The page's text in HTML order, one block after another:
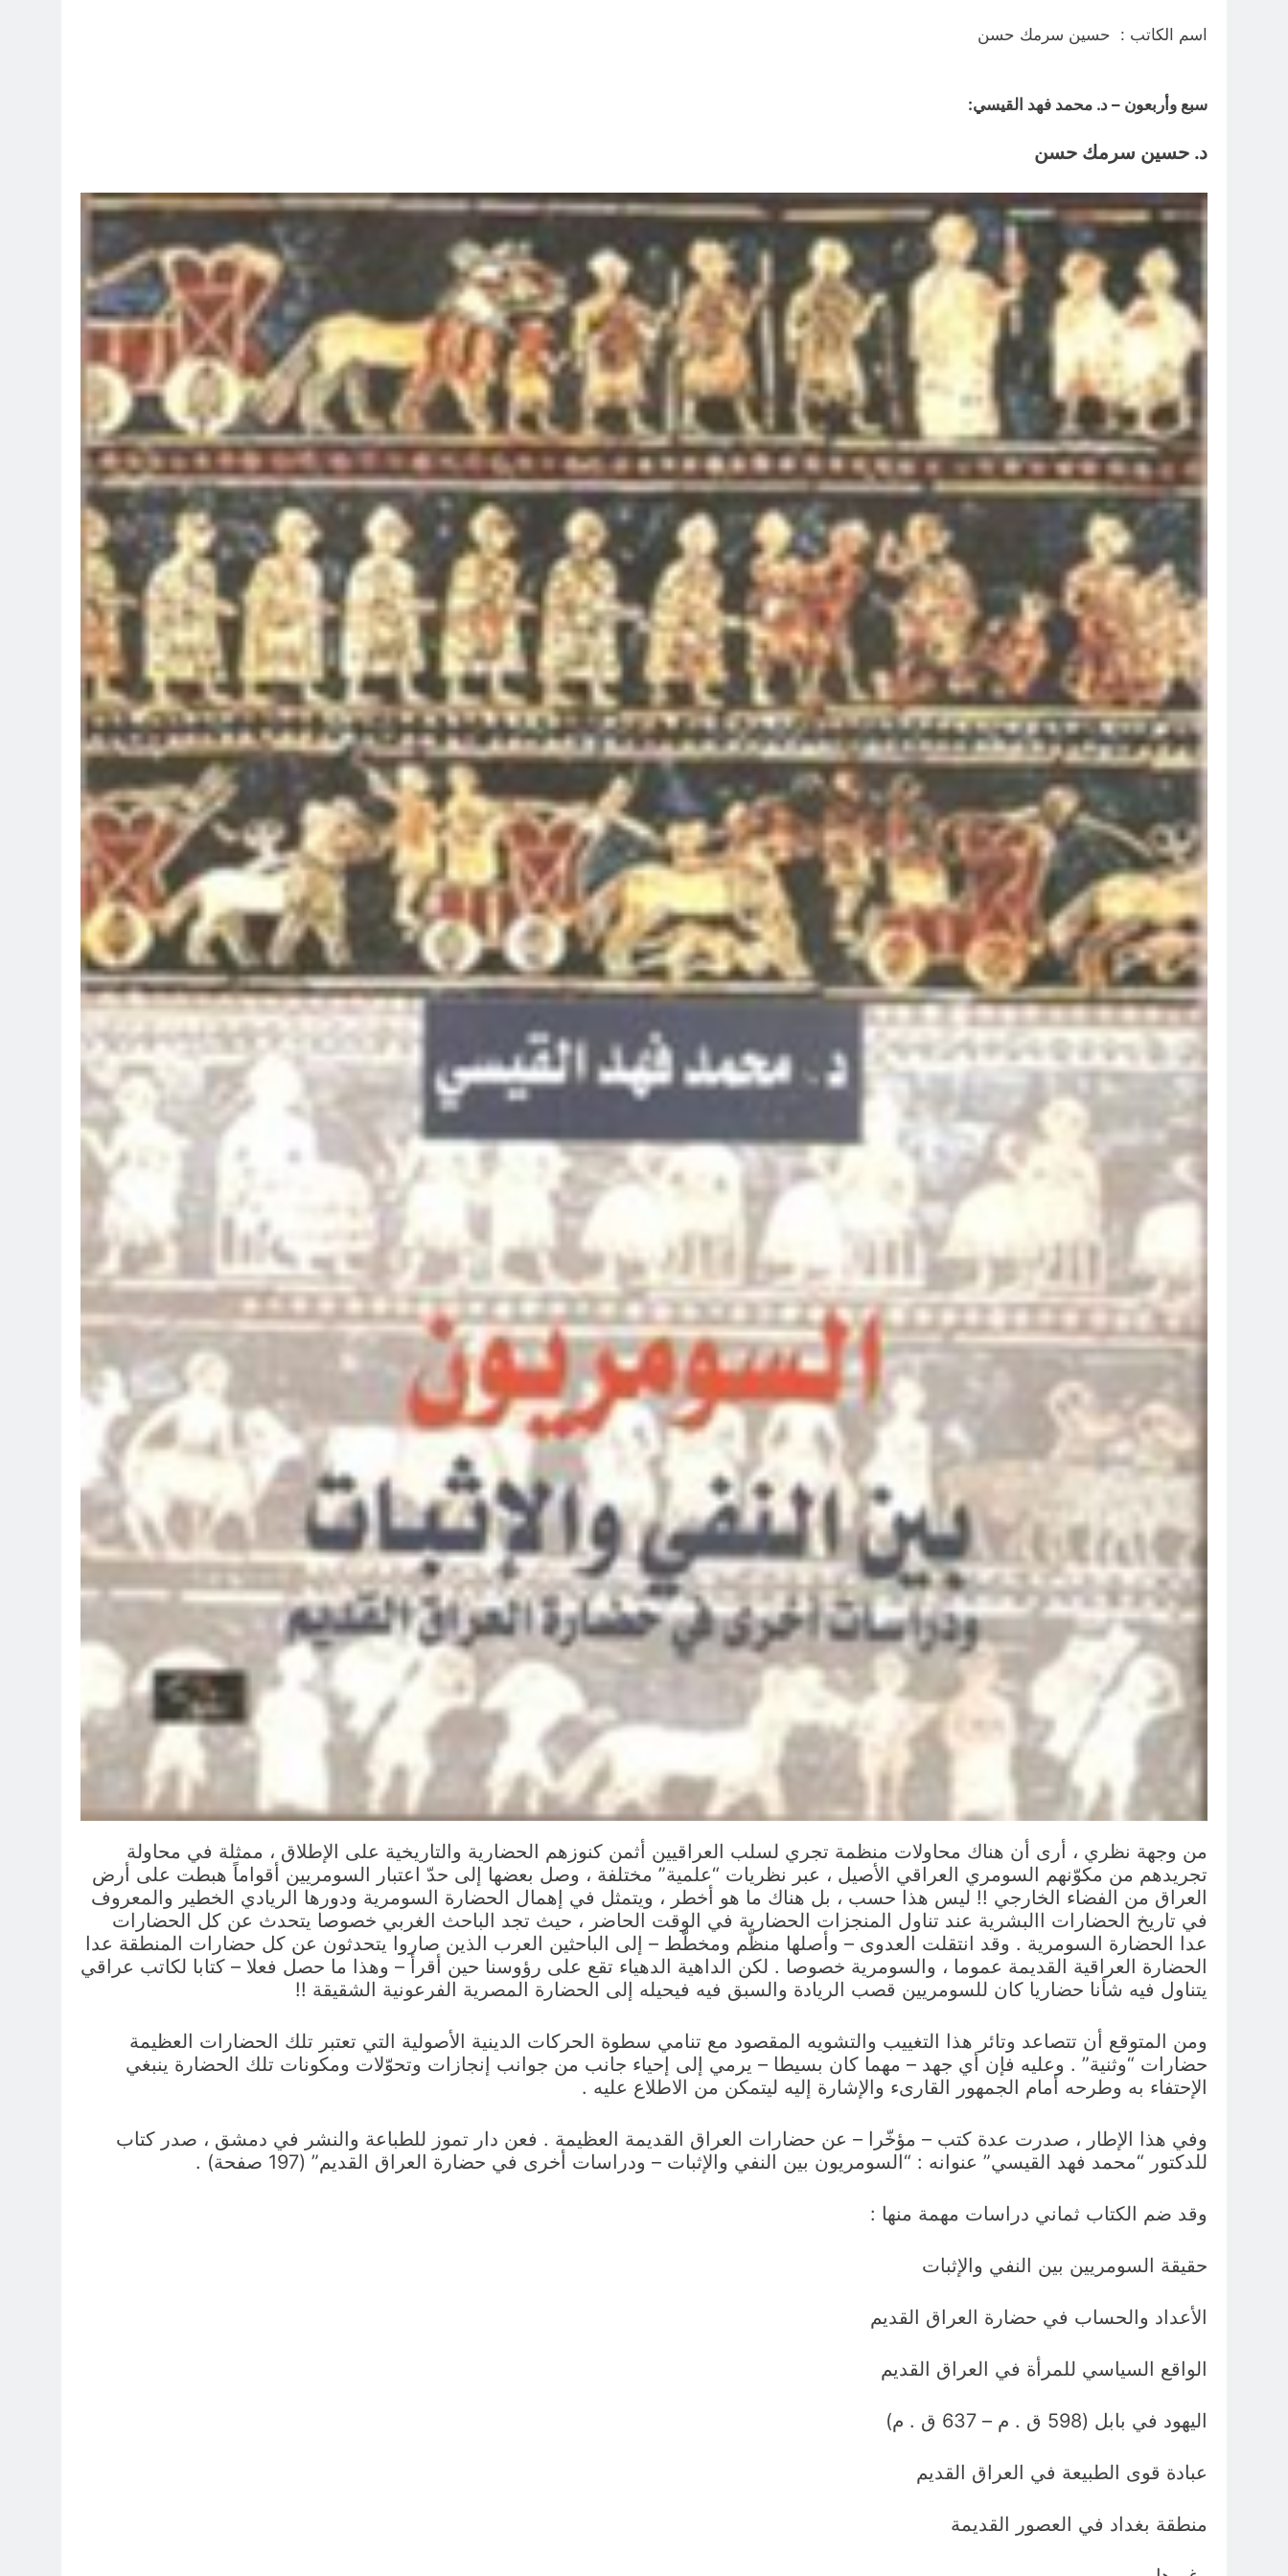
اسم الكاتب : حسين سرمك حسن
سبع وأربعون – د. محمد فهد القيسي:
د. حسين سرمك حسن
من وجهة نظري ، أرى أن هناك محاولات منظمة تجري لسلب العراقيين أثمن كنوزهم الحضارية والتاريخية على الإطلاق ، ممثلة في محاولة
تجريدهم من مكوّنهم السومري العراقي الأصيل ، عبر نظريات “علمية” مختلفة ، وصل بعضها إلى حدّ اعتبار السومريين أقواماً هبطت على أرض
العراق من الفضاء الخارجي !! ليس هذا حسب ، بل هناك ما هو أخطر ، ويتمثل في إهمال الحضارة السومرية ودورها الريادي الخطير والمعروف
في تاريخ الحضارات االبشرية عند تناول المنجزات الحضارية في الوقت الحاضر ، حيث تجد الباحث الغربي خصوصا يتحدث عن كل الحضارات
عدا الحضارة السومرية . وقد انتقلت العدوى – وأصلها منظّم ومخطّط – إلى الباحثين العرب الذين صاروا يتحدثون عن كل حضارات المنطقة عدا
الحضارة العراقية القديمة عموما ، والسومرية خصوصا . لكن الداهية الدهياء تقع على رؤوسنا حين أقرأ – وهذا ما حصل فعلا – كتابا لكاتب عراقي
يتناول فيه شأنا حضاريا كان للسومريين قصب الريادة والسبق فيه فيحيله إلى الحضارة المصرية الفرعونية الشقيقة !!
ومن المتوقع أن تتصاعد وتائر هذا التغييب والتشويه المقصود مع تنامي سطوة الحركات الدينية الأصولية التي تعتبر تلك الحضارات العظيمة
حضارات “وثنية” . وعليه فإن أي جهد – مهما كان بسيطا – يرمي إلى إحياء جانب من جوانب إنجازات وتحوّلات ومكونات تلك الحضارة ينبغي
الإحتفاء به وطرحه أمام الجمهور القارىء والإشارة إليه ليتمكن من الاطلاع عليه .
وفي هذا الإطار ، صدرت عدة كتب – مؤخّرا – عن حضارات العراق القديمة العظيمة . فعن دار تموز للطباعة والنشر في دمشق ، صدر كتاب
للدكتور “محمد فهد القيسي” عنوانه : “السومريون بين النفي والإثبات – ودراسات أخرى في حضارة العراق القديم” (197 صفحة) .
وقد ضم الكتاب ثماني دراسات مهمة منها :
حقيقة السومريين بين النفي والإثبات
الأعداد والحساب في حضارة العراق القديم
الواقع السياسي للمرأة في العراق القديم
اليهود في بابل (598 ق . م – 637 ق . م)
عبادة قوى الطبيعة في العراق القديم
منطقة بغداد في العصور القديمة